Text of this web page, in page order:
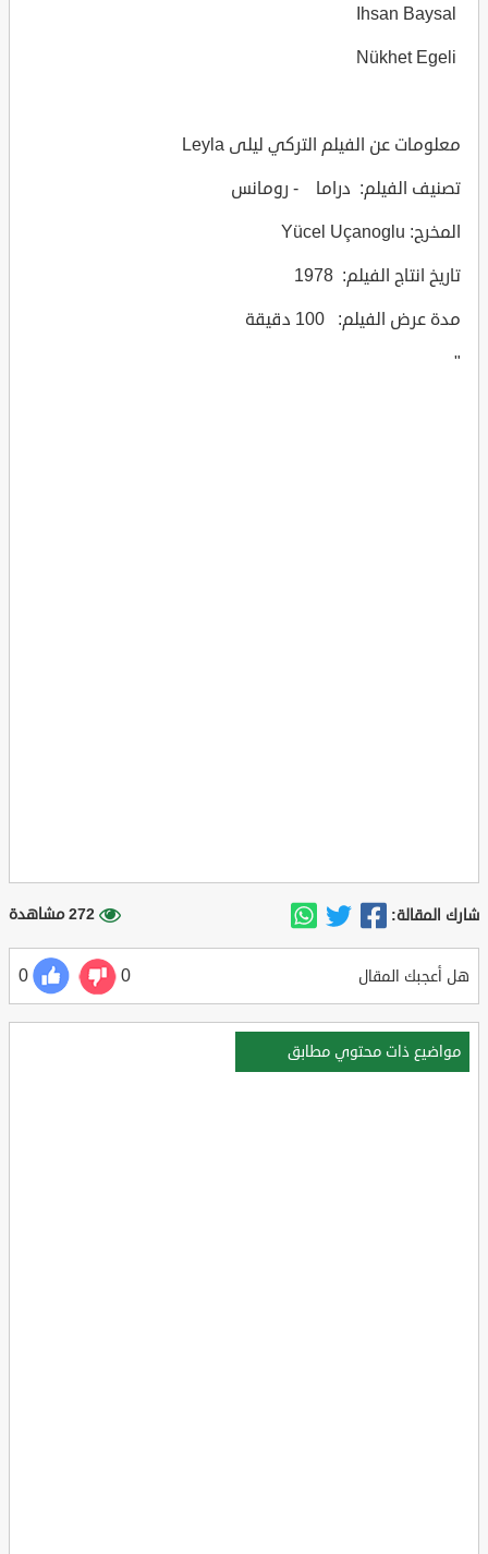
معلومات عن الفيلم التركي ليلى Leyla
تصنيف الفيلم: دراما - رومانس
المخرج: Yücel Uçanoglu
تاريخ انتاج الفيلم: 1978
مدة عرض الفيلم: 100 دقيقة
"
شارك المقالة: 272 مشاهدة
هل أعجبك المقال 0
0
مواضيع ذات محتوي مطابق